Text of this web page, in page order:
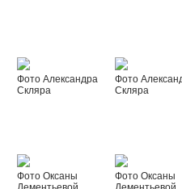
Фото Александра
Скляра
Фото
Скляра
Фото Оксаны
Фото Оксаны